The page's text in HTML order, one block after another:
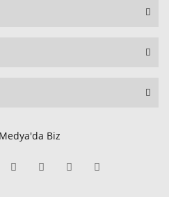
Biz